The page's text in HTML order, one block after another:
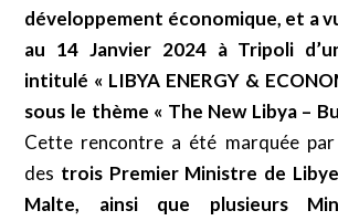
développement économique, et a
au 14 Janvier 2024 à Tripoli
intitulé « LIBYA ENERGY &
sous le thème « The New Libya –
Cette rencontre a été marquée
des trois Premier Ministre de
Malte, ainsi que plusieurs